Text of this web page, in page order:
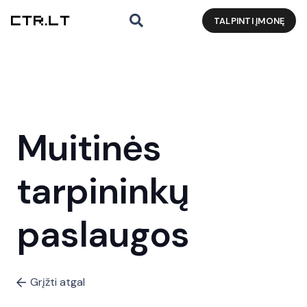
TALPINTI ĮMONĘ
Muitinės
tarpininkų
paslaugos
Grįžti atgal